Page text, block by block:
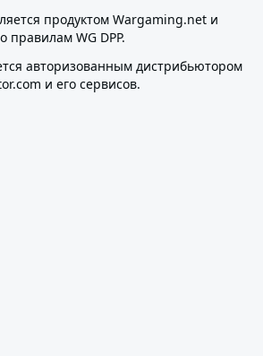
продуктом Wargaming.net и
правилам WG DPP.
авторизованным дистрибьютором
и его сервисов.